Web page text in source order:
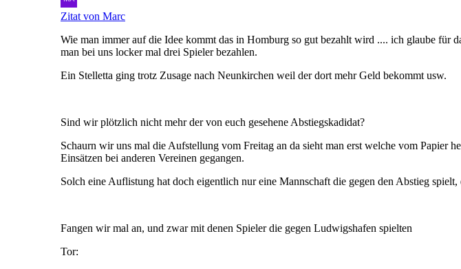
Zitat von Marc
Wie man immer auf die Idee kommt das in Homburg so gut bezahlt wird .... ich glaube
man bei uns locker mal drei Spieler bezahlen.
Ein Stelletta ging trotz Zusage nach Neunkirchen weil der dort mehr Geld bekommt usw.
Sind wir plötzlich nicht mehr der von euch gesehene Abstiegskadidat?
Schaurn wir uns mal die Aufstellung vom Freitag an da sieht man erst welche vom Papier
Einsätzen bei anderen Vereinen gegangen.
Solch eine Auflistung hat doch eigentlich nur eine Mannschaft die gegen den Abstieg spielt,
Fangen wir mal an, und zwar mit denen Spieler die gegen Ludwigshafen spielten
Tor: